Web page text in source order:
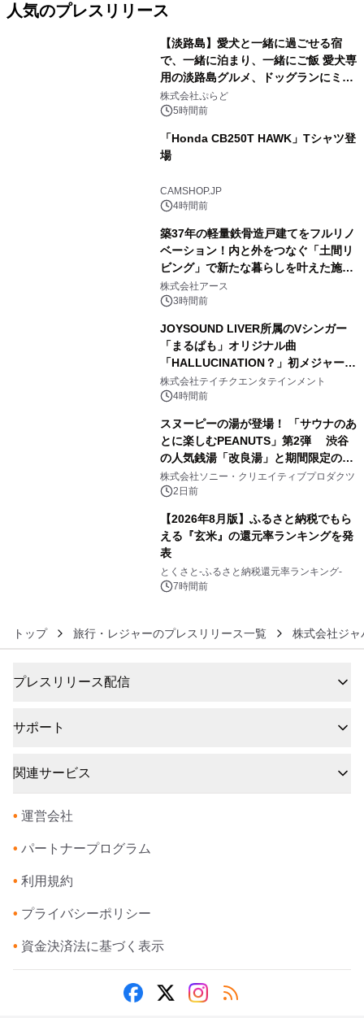
人気のプレスリリース
【淡路島】愛犬と一緒に過ごせる宿
で、一緒に泊まり、一緒にご飯 愛犬専
用の淡路島グルメ、ドッグランにミニ
プール グランピングとトレーラーハウ
スの2施設で
株式会社ぷらど
5時間前
「Honda CB250T HAWK」Tシャツ登
場
CAMSHOP.JP
4時間前
築37年の軽量鉄骨造戸建てをフルリノ
ベーション！内と外をつなぐ「土間リ
ビング」で新たな暮らしを叶えた施工
事例を株式会社アースが公開
株式会社アース
3時間前
JOYSOUND LIVER所属のVシンガー
「まるぱも」オリジナル曲
「HALLUCINATION？」初メジャー配
信リリース決定！
株式会社テイチクエンタテインメント
4時間前
スヌーピーの湯が登場！ 「サウナのあ
とに楽しむPEANUTS」第2弾 渋谷
の人気銭湯「改良湯」と期間限定のコ
ラボレーション サウナイキタイコラ
ボグッズも発売決定！
株式会社ソニー・クリエイティブプロダクツ
2日前
【2026年8月版】ふるさと納税でもら
える『玄米』の還元率ランキングを発
表
とくさと-ふるさと納税還元率ランキング-
7時間前
トップ 旅行・レジャーのプレスリリース一覧 株式会社ジ
プレスリリース配信
サポート
関連サービス
• 運営会社
• パートナープログラム
• 利用規約
• プライバシーポリシー
• 資金決済法に基づく表示